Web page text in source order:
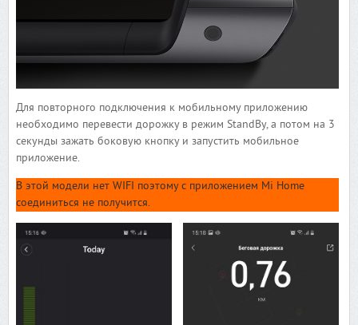
Для повторного подключения к мобильному приложению
необходимо перевести дорожку в режим StandBy, а потом на 3
секунды зажать боковую кнопку и запустить мобильное
приложение.
В этой модели нет WIFI поэтому с приложением Mi Home
соединиться не получится.